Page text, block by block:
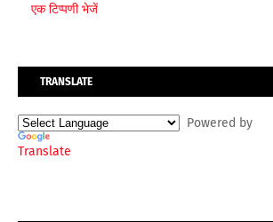
एक टिप्पणी भेजें
TRANSLATE
Powered by
Translate